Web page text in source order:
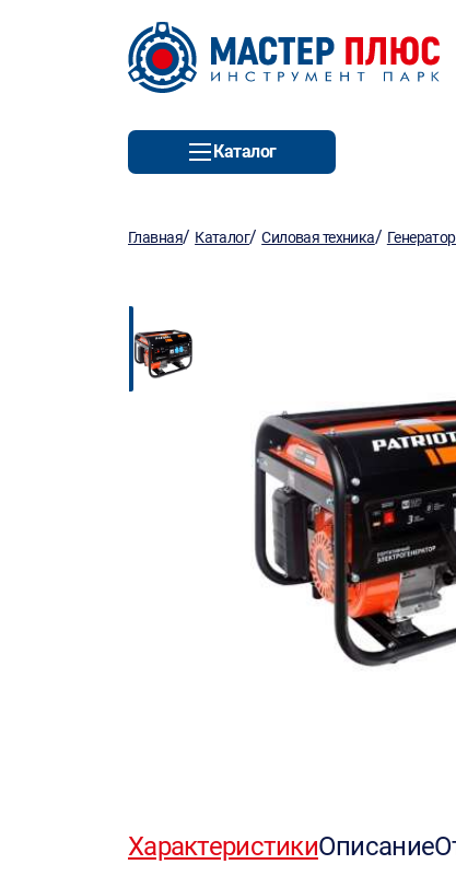
Каталог
Главная/ Каталог/Силовая техника/
ХарактеристикиОписание